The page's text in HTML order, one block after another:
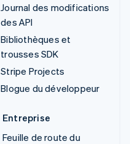
Journal des modifications
des API
Bibliothèques et
trousses SDK
Stripe Projects
Blogue du développeur
Entreprise
Feuille de route du